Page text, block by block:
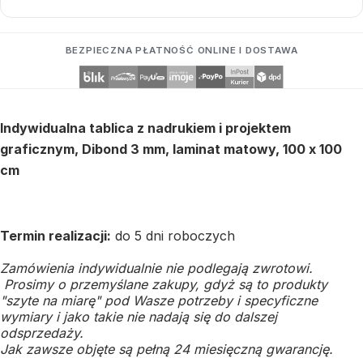
BEZPIECZNA PŁATNOŚĆ ONLINE I DOSTAWA
Indywidualna tablica z nadrukiem i projektem
graficznym, Dibond 3 mm, laminat matowy, 100 x 100
cm
Termin realizacji: do 5 dni roboczych
Zamówienia indywidualnie nie podlegają zwrotowi.
Prosimy o przemyślane zakupy, gdyż są to produkty
"szyte na miarę" pod Wasze potrzeby i specyficzne
wymiary i jako takie nie nadają się do dalszej
odsprzedaży.
Jak zawsze objęte są pełną 24 miesięczną gwarancję.